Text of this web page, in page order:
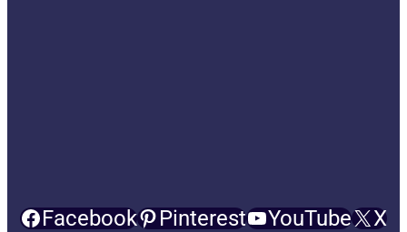
Facebook Pinterest YouTube X